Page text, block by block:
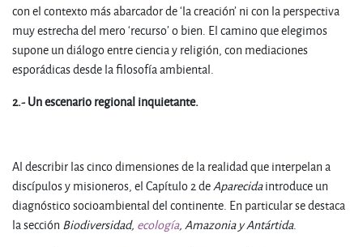
con el contexto más abarcador de ‘la creación’ ni con la perspectiva
muy estrecha del mero ‘recurso’ o bien. El camino que elegimos
supone un diálogo entre ciencia y religión, con mediaciones
esporádicas desde la filosofía ambiental.
2.- Un escenario regional inquietante.
Al describir las cinco dimensiones de la realidad que interpelan a
discípulos y misioneros, el Capítulo 2 deAparecidaintroduce un
diagnóstico socioambiental del continente. En particular se destaca
la sección Biodiversidad, ecología, Amazonia y Antártida.